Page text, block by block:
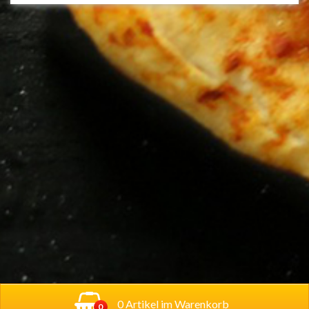
0 0 Artikel im Warenkorb
Produktseite
gewählt